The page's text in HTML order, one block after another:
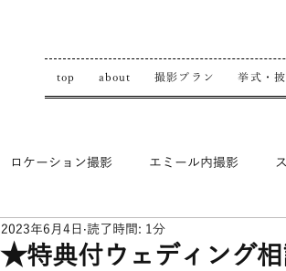
top about 撮影プラン 挙式・
ロケーション撮影 エミール内撮影
★特典付ウェディング相
2023年6月4日 読了時間: 1分